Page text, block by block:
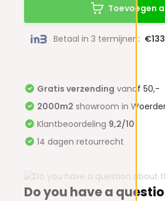
Toevoegen
Betaal in 3 termijnen:
Gratis verzending vanaf 50,-
2000m2 showroom in
Klantbeoordeling 9,2/10
14 dagen retourrecht
Do you have a